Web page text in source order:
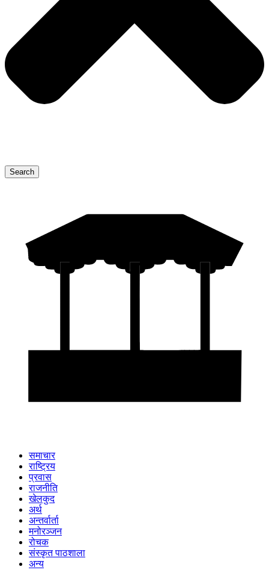
Search
समाचार
राष्ट्रिय
प्रवास
राजनीति
खेलकुद
अर्थ
अन्तर्वार्ता
मनोरञ्जन
रोचक
संस्कृत पाठशाला
अन्य